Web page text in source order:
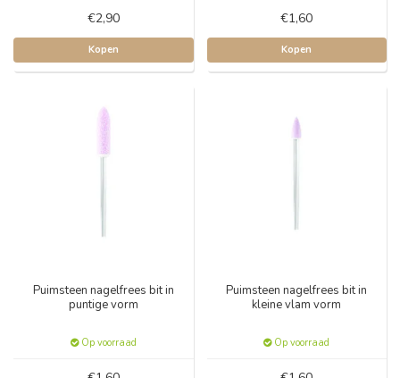
€2,90
Kopen
€1,60
Kopen
Puimsteen nagelfrees bit in
puntige vorm
Op voorraad
Puimsteen nagelfrees bit in
kleine vlam vorm
Op voorraad